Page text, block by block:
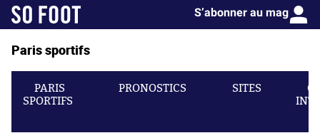
S’abonner au mag
Paris sportifs
PARIS
SPORTIFS
PRONOSTICS SITES